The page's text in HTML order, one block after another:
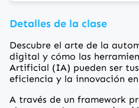
Detalles de la clase
Descubre el arte de la
digital y cómo las
Artificial (IA) pueden ser
eficiencia y la innovación
A través de un framework